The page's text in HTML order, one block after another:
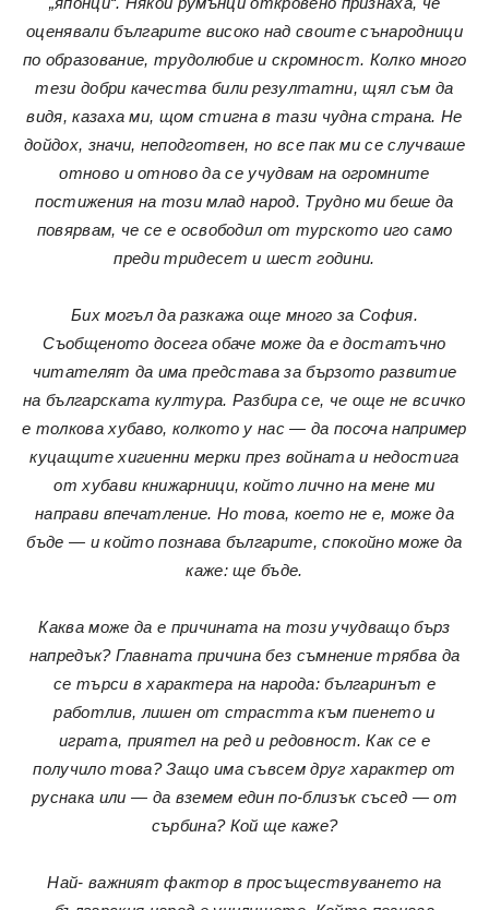
оценявали българите високо над своите сънародници
по образование, трудолюбие и скромност. Колко много
тези добри качества били резултатни, щял съм да
видя, казаха ми, щом стигна в тази чудна страна. Не
дойдох, значи, неподготвен, но все пак ми се случваше
отново и отново да се учудвам на огромните
постижения на този млад народ. Трудно ми беше да
повярвам, че се е освободил от турското иго само
преди тридесет и шест години.
Бих могъл да разкажа още много за София.
Съобщеното досега обаче може да е достатъчно
читателят да има представа за бързото развитие
на българската култура. Разбира се, че още не всичко
е толкова хубаво, колкото у нас — да посоча например
куцащите хигиенни мерки през войната и недостига
от хубави книжарници, който лично на мене ми
направи впечатление. Но това, което не е, може да
бъде — и който познава българите, спокойно може да
каже: ще бъде.
Каква може да е причината на този учудващо бърз
напредък? Главната причина без съмнение трябва да
се търси в характера на народа: българинът е
работлив, лишен от страстта към пиенето и
играта, приятел на ред и редовност. Как се е
получило това? Защо има съвсем друг характер от
руснака или — да вземем един по-близък съсед — от
сърбина? Кой ще каже?
Най- важният фактор в просъществуването на